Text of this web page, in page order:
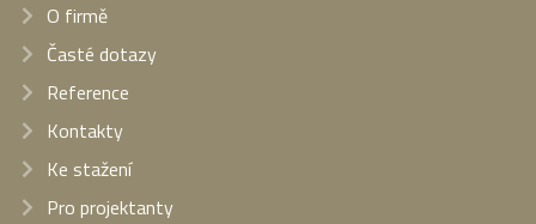
O firmě
Časté dotazy
Reference
Kontakty
Ke stažení
Pro projektanty